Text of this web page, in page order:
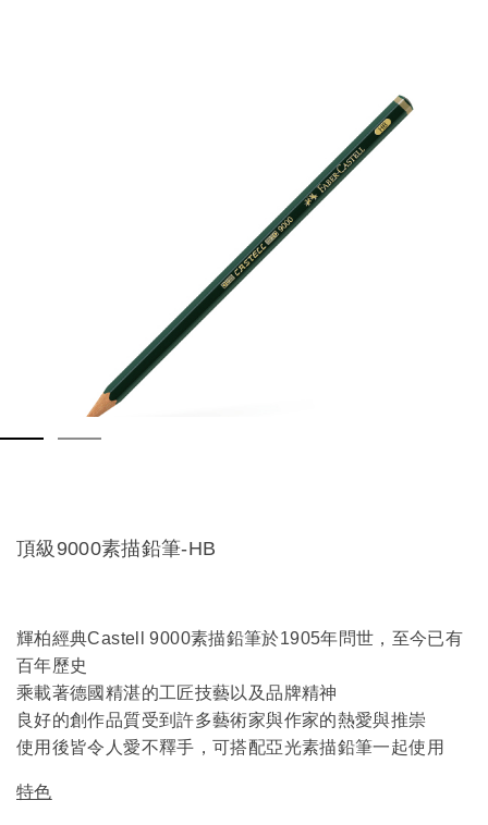
頂級9000素描鉛筆-HB
輝柏經典Castell 9000素描鉛筆於1905年問世，至今已有
百年歷史
乘載著德國精湛的工匠技藝以及品牌精神
良好的創作品質受到許多藝術家與作家的熱愛與推崇
使用後皆令人愛不釋手，可搭配亞光素描鉛筆一起使用
特色